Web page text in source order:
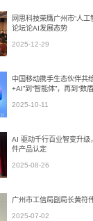
网思科技荣膺广州市“人
论坛论AI发展态势
2025-12-29
中国移动携手生态伙伴共
+AI”到“智能体”，再到“数
2025-10-11
AI 驱动千行百业智变升
件产品认定
2025-08-26
广州市工信局副局长黄符
2025-07-02